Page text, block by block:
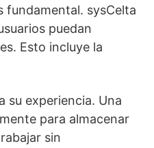
fundamental. sysCelta
puedan
Esto incluye la
su experiencia. Una
para almacenar
sin